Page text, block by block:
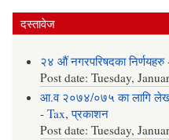
दस्तावेज
२४ औं नगरपरिषदका निर्णयहरु
Post date:Tuesday,
आ.व २०७४/०७५ का लागि
-Tax,प्रकाशन
Post date:Tuesday,